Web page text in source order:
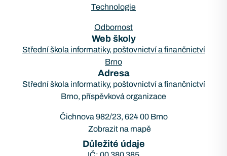
Technologie
Odbornost
Web školy
Střední škola informatiky, poštovnictví a finančnictví
Brno
Adresa
Střední škola informatiky, poštovnictví a finančnictví
Brno, příspěvková organizace
Čichnova 982/23, 624 00 Brno
Zobrazit na mapě
Důležité údaje